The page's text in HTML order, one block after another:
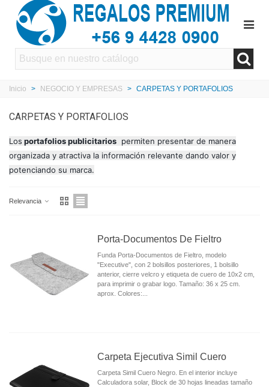
Inicio > NEGOCIO Y EMPRESAS > CARPETAS Y PORTAFOLIOS
CARPETAS Y PORTAFOLIOS
Los portafolios publicitarios permiten presentar de manera
organizada y atractiva la información relevante dando valor y
potenciando su marca.
Relevancia
Porta-Documentos De Fieltro
Funda Porta-Documentos de Fieltro, modelo
"Executive", con 2 bolsillos posteriores, 1 bolsillo
anterior, cierre velcro y etiqueta de cuero de 10x2 cm,
para imprimir o grabar logo. Tamaño: 36 x 25 cm.
aprox. Colores:...
Carpeta Ejecutiva Simil Cuero
Carpeta Simil Cuero Negro. En el interior incluye
Calculadora solar, Block de 30 hojas lineadas tamaño